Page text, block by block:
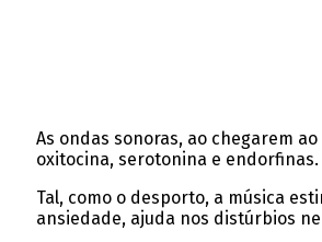
As ondas sonoras, ao chegarem
oxitocina, serotonina e endorfinas.
Tal, como o desporto, a música
ansiedade, ajuda nos distúrbios